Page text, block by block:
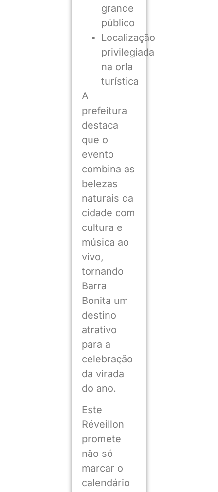
grande
público
Localização
privilegiada
na orla
turística
A
prefeitura
destaca
que o
evento
combina as
belezas
naturais da
cidade com
cultura e
música ao
vivo,
tornando
Barra
Bonita um
destino
atrativo
para a
celebração
da virada
do ano.
Este
Réveillon
promete
não só
marcar o
calendário